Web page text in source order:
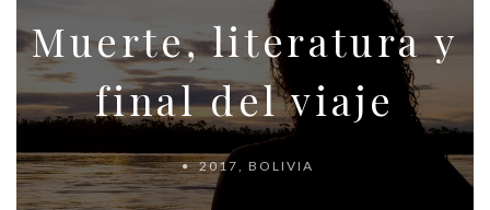
Muerte, literatura y
final del viaje
2017, BOLIVIA